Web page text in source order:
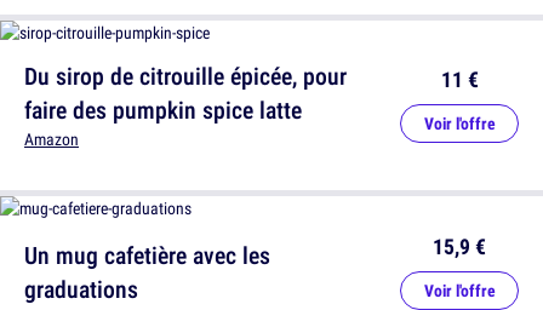
Un mug cafetière avec les
graduations
15,9 €
Voir l'offre
Du sirop de citrouille épicée, pour
faire des pumpkin spice latte
Amazon
11 €
Voir l'offre